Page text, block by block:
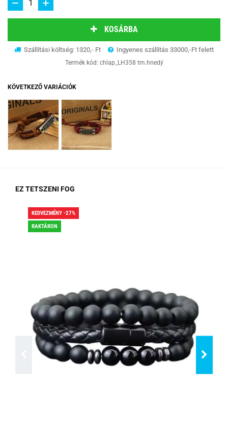
KOSÁRBA
Szállítási költség: 1320,- Ft Ingyenes szállítás 33000,-Ft felett
Termék kód: chlap_LH358 tm.hnedý
KÖVETKEZŐ VARIÁCIÓK
EZ TETSZENI FOG
KEDVEZMÉNY -27%
RAKTÁRON